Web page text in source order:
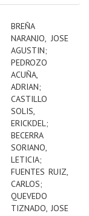
BREÑA
NARANJO, JOSE
AGUSTIN;
PEDROZO
ACUÑA,
ADRIAN;
CASTILLO
SOLIS,
ERICKDEL;
BECERRA
SORIANO,
LETICIA;
FUENTES RUIZ,
CARLOS;
QUEVEDO
TIZNADO, JOSE